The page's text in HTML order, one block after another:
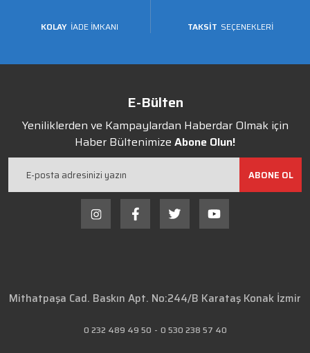
KOLAY İADE İMKANI TAKSİT SEÇENEKLERİ
E-Bülten
Yeniliklerden ve Kampaylardan Haberdar Olmak için
Haber Bültenimize Abone Olun!
ABONE OL
Mithatpaşa Cad. Baskın Apt. No:244/B Karataş Konak İzmir
0 232 489 49 50 - 0 530 238 57 40